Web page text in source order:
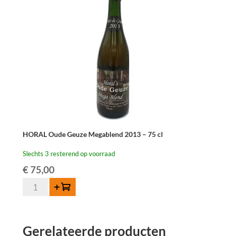
HORAL Oude Geuze Megablend 2013 – 75 cl
Slechts 3 resterend op voorraad
€75,00
HORAL
2013
Toevoegen
Gerelateerde producten